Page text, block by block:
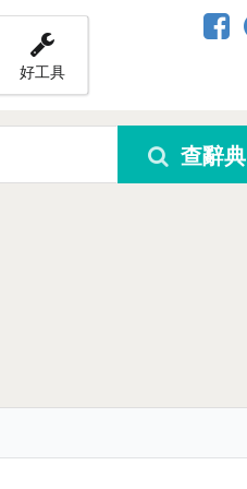
好工具
查辭典